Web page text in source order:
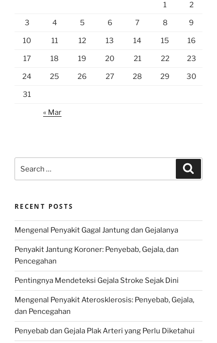
1 2
3 4 5 6 7 8 9
10 11 12 13 14 15 16
17 18 19 20 21 22 23
24 25 26 27 28 29 30
31
« Mar
for:
RECENT POSTS
Mengenal Penyakit Gagal Jantung dan Gejalanya
Penyakit Jantung Koroner: Penyebab, Gejala, dan
Pencegahan
Pentingnya Mendeteksi Gejala Stroke Sejak Dini
Mengenal Penyakit Aterosklerosis: Penyebab, Gejala,
dan Pencegahan
Penyebab dan Gejala Plak Arteri yang Perlu Diketahui